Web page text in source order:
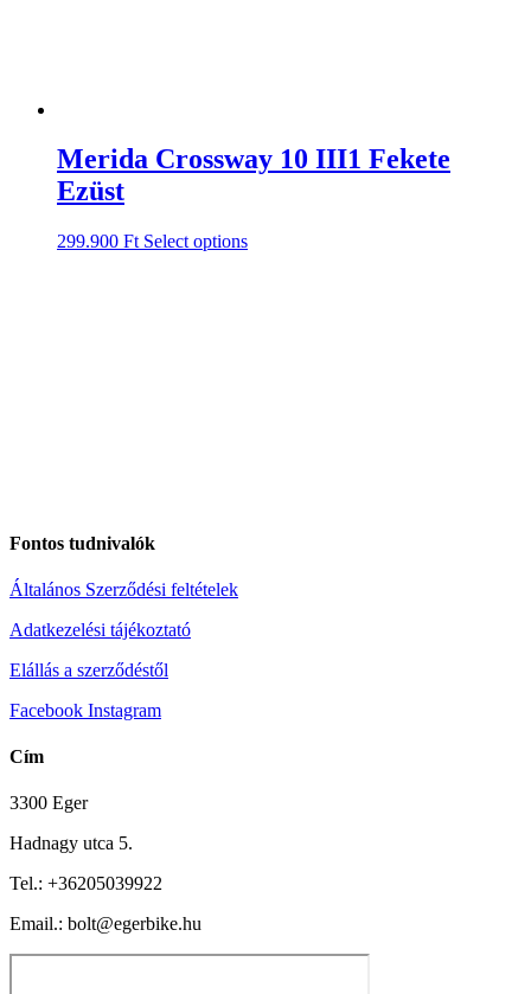
Merida Crossway 10 III1 Fekete
Ezüst
299.900 Ft Select options
Fontos tudnivalók
Általános Szerződési feltételek
Adatkezelési tájékoztató
Elállás a szerződéstől
Facebook Instagram
Cím
3300 Eger
Hadnagy utca 5.
Tel.: +36205039922
Email.: bolt@egerbike.hu